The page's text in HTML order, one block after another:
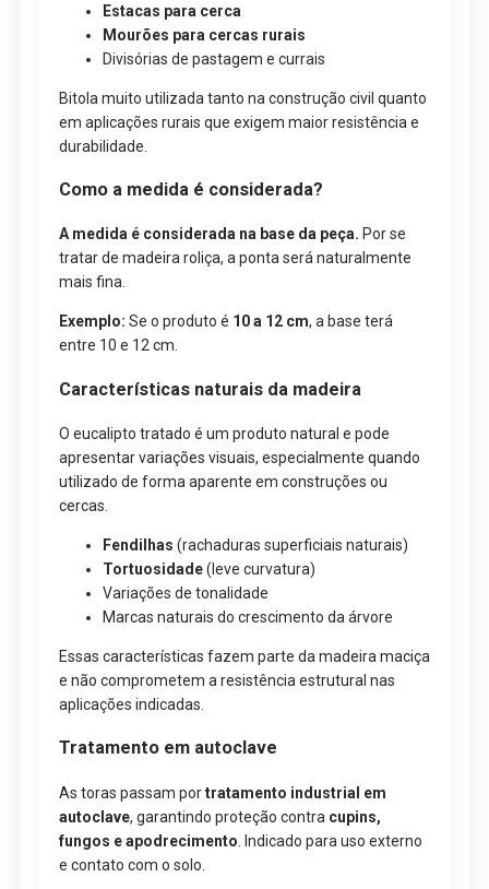
Estacas para cerca
Mourões para cercas rurais
Divisórias de pastagem e currais
Bitola muito utilizada tanto na construção civil quanto
em aplicações rurais que exigem maior resistência e
durabilidade.
Como a medida é considerada?
A medida é considerada na base da peça. Por se
tratar de madeira roliça, a ponta será naturalmente
mais fina.
Exemplo: Se o produto é 10 a 12 cm, a base terá
entre 10 e 12 cm.
Características naturais da madeira
O eucalipto tratado é um produto natural e pode
apresentar variações visuais, especialmente quando
utilizado de forma aparente em construções ou
cercas.
Fendilhas (rachaduras superficiais naturais)
Tortuosidade(leve curvatura)
Variações de tonalidade
Marcas naturais do crescimento da árvore
Essas características fazem parte da madeira maciça
e não comprometem a resistência estrutural nas
aplicações indicadas.
Tratamento em autoclave
As toras passam portratamento industrial em
autoclave, garantindo proteção contra cupins,
fungos e apodrecimento . Indicado para uso externo
e contato com o solo.